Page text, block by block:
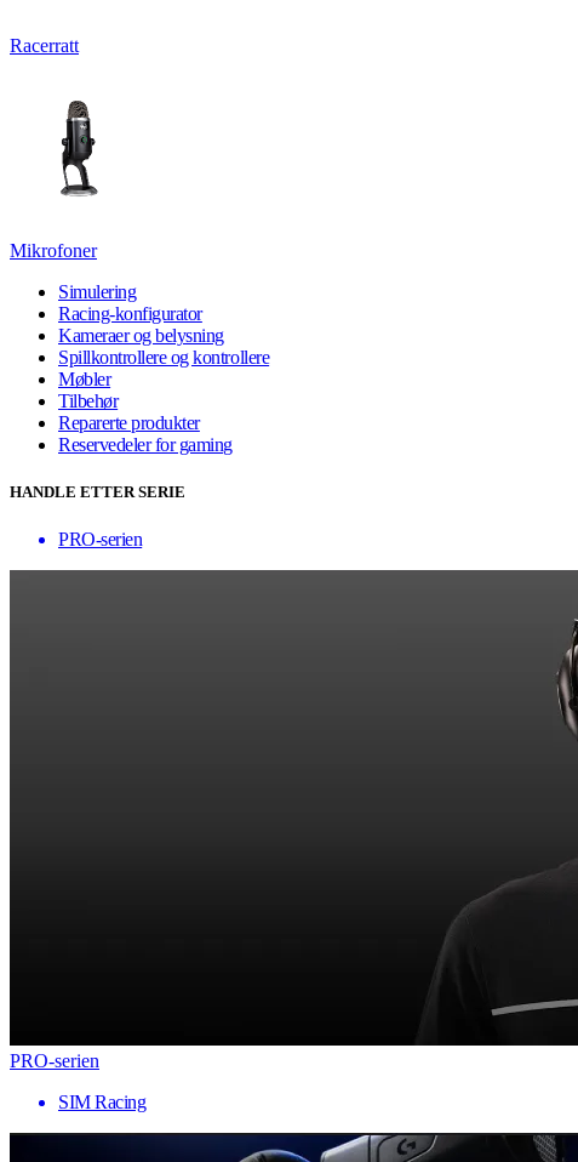
Racerratt
Mikrofoner
Simulering
Racing-konfigurator
Kameraer og belysning
Spillkontrollere og kontrollere
Møbler
Tilbehør
Reparerte produkter
Reservedeler for gaming
HANDLE ETTER SERIE
PRO-serien
PRO-serien
SIM Racing